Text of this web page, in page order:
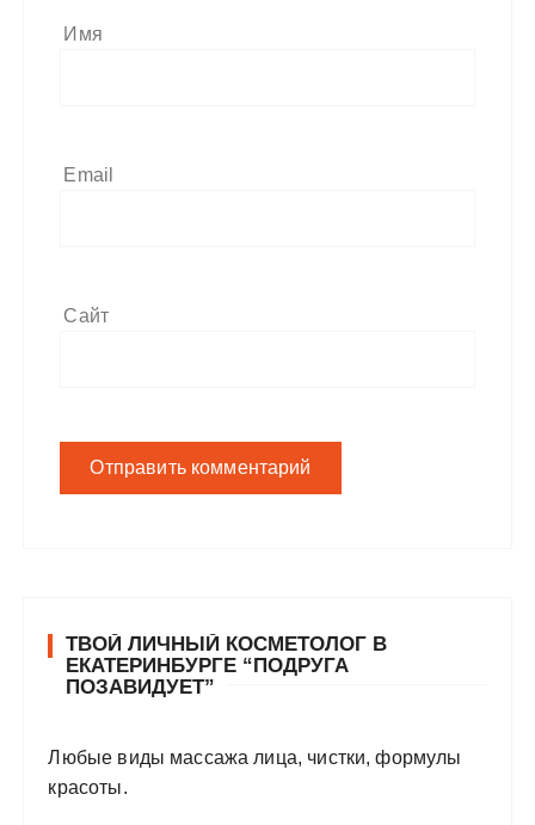
Имя
Email
Сайт
ТВОЙ ЛИЧНЫЙ КОСМЕТОЛОГ В
ЕКАТЕРИНБУРГЕ “ПОДРУГА
ПОЗАВИДУЕТ”
Любые виды массажа лица, чистки, формулы
красоты.